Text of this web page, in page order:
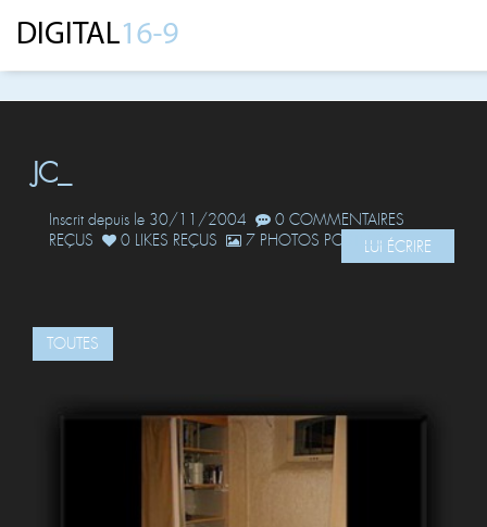
JC_
Inscrit depuis le 30/11/2004
0 COMMENTAIRES
REÇUS
0 LIKES REÇUS 7 PHOTOS POSTÉESLUI ÉCRIRE
TOUTES